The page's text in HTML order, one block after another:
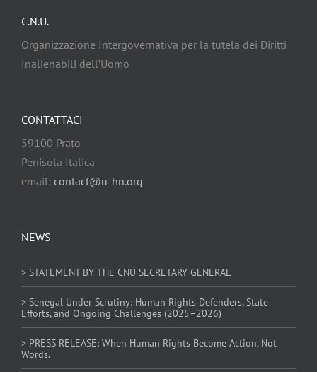
C.N.U.
Organizzazione Intergovernativa per la tutela dei Diritti
Inalienabili dell’Uomo
NEWS
> STATEMENT BY THE CNU SECRETARY GENERAL
> Senegal Under Scrutiny: Human Rights Defenders, State
Efforts, and Ongoing Challenges (2025–2026)
> PRESS RELEASE: When Human Rights Become Action. Not
Words.
CONTATTACI
59100 Prato
Penisola Italica
email: contact@u-hn.org